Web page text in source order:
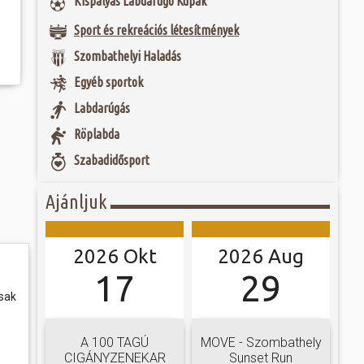
véletlen
régészeti
Isis istennő
és
Az
kulturális
egyben
a
A találkozó
játékkal és
a lépést a
Sport és rekreációs létesítmények
Szombathelyi Haladás
Egyéb sportok
Labdarúgás
Röplabda
Szabadidősport
Ajánljuk
2026 Okt
17
A 100 TAGÚ
CIGÁNYZENEKAR
2026 Aug
29
MOVE - Szombathely
Sunset Run